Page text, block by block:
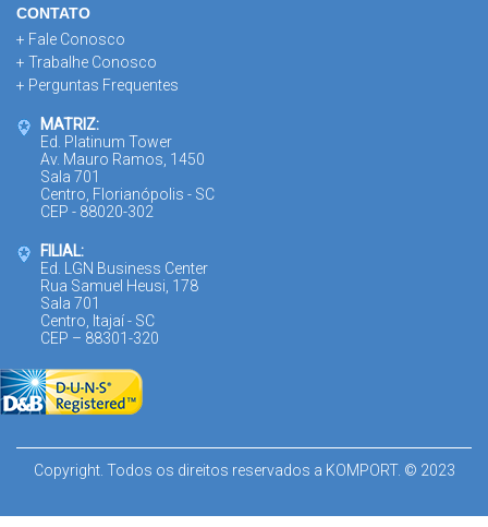
CONTATO
+ Fale Conosco
+ Trabalhe Conosco
+ Perguntas Frequentes
MATRIZ:
Ed. Platinum Tower
Av. Mauro Ramos, 1450
Sala 701
Centro, Florianópolis - SC
CEP - 88020-302
FILIAL:
Ed. LGN Business Center
Rua Samuel Heusi, 178
Sala 701
Centro, Itajaí - SC
CEP – 88301-320
Copyright. Todos os direitos reservados a KOMPORT. © 2023